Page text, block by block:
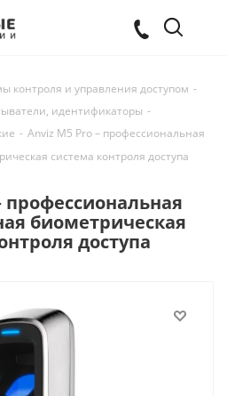
контроля и управления доступом -
идентификаторы -
- Anviz M5 Pro – профессиональная
система контроля доступа
профессиональная
биометрическая
доступа